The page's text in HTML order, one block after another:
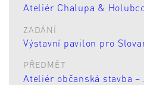
Ateliér Chalupa &
ZADÁNÍ
Výstavní pavilon pro
PŘEDMĚT
Ateliér občanská stavba –